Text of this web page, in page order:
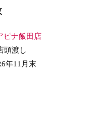
ピナ飯田店
頭渡し
年11月末